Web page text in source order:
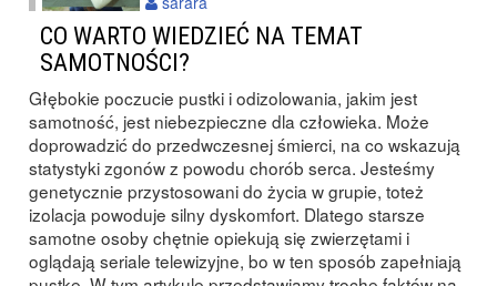
CO WARTO WIEDZIEĆ NA TEMAT
SAMOTNOŚCI?
Głębokie poczucie pustki i odizolowania, jakim jest
samotność, jest niebezpieczne dla człowieka. Może
doprowadzić do przedwczesnej śmierci, na co wskazują
statystyki zgonów z powodu chorób serca. Jesteśmy
genetycznie przystosowani do życia w grupie, toteż
izolacja powoduje silny dyskomfort. Dlatego starsze
samotne osoby chętnie opiekują się zwierzętami i
oglądają seriale telewizyjne, bo w ten sposób zapełniają